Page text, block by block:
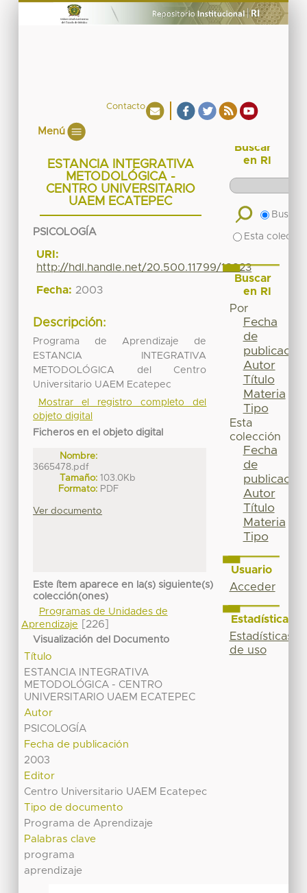
Contacto
Menú
ESTANCIA INTEGRATIVA
METODOLÓGICA -
CENTRO UNIVERSITARIO
UAEM ECATEPEC
PSICOLOGÍA
URI:
http://hdl.handle.net/20.500.11799/18823
Fecha: 2003
Descripción:
Programa de Aprendizaje de
ESTANCIA INTEGRATIVA
METODOLÓGICA del Centro
Universitario UAEM Ecatepec
Mostrar el registro completo del
objeto digital
Ficheros en el objeto digital
Nombre:
3665478.pdf
Tamaño: 103.0Kb
Formato: PDF
Ver documento
Este ítem aparece en la(s) siguiente(s)
colección(ones)
Programas de Unidades de
Aprendizaje
[226]
Visualización del Documento
Título
ESTANCIA INTEGRATIVA
METODOLÓGICA - CENTRO
UNIVERSITARIO UAEM ECATEPEC
Autor
PSICOLOGÍA
Fecha de publicación
2003
Editor
Centro Universitario UAEM Ecatepec
Tipo de documento
Programa de Aprendizaje
Palabras clave
programa
aprendizaje
Buscar
en RI
Buscar
Esta
Buscar
en RI
Por
Fecha
de
publicación
Autor
Título
Materia
Tipo
Esta
colección
Fecha
de
publicación
Autor
Título
Materia
Tipo
Usuario
Acceder
Estadísticas
Estadísticas
de uso